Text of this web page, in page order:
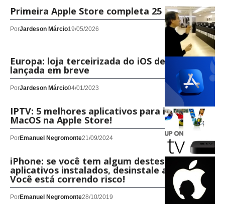
Primeira Apple Store completa 25 anos
PorJardeson Márcio19/05/2026
Europa: loja terceirizada do iOS deve ser
lançada em breve
PorJardeson Márcio04/01/2023
IPTV: 5 melhores aplicativos para iOS e
MacOS na Apple Store!
PorEmanuel Negromonte21/09/2024
iPhone: se você tem algum destes
aplicativos instalados, desinstale agora!
Você está correndo risco!
PorEmanuel Negromonte28/10/2019